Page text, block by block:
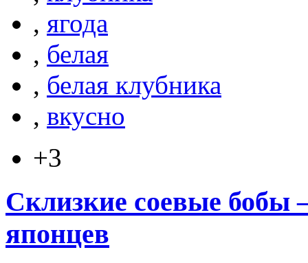
, ягода
, белая
, белая клубника
, вкусно
+3
Склизкие соевые бобы
японцев